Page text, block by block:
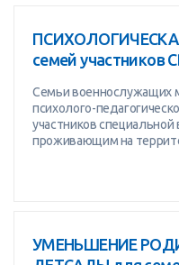
семей участников
Семьи военнослужащих
психолого-
участников специальной
проживающим на
УМЕНЬШЕНИЕ